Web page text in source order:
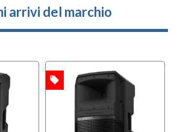
arrivi del marchio
OFFERTA local_offer